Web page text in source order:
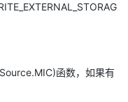
函数，如果有